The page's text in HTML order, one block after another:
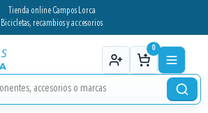
Tienda online Campos Lorca
Bicicletas, recambios y accesorios
0